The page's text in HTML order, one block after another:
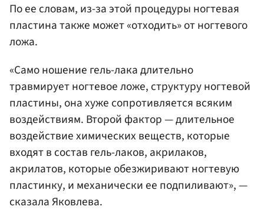
По ее словам, из-за этой процедуры ногтевая
пластина также может «отходить» от ногтевого
ложа.
«Само ношение гель-лака длительно
травмирует ногтевое ложе, структуру ногтевой
пластины, она хуже сопротивляется всяким
воздействиям. Второй фактор — длительное
воздействие химических веществ, которые
входят в состав гель-лаков, акрилаков,
акрилатов, которые обезжиривают ногтевую
пластинку, и механически ее подпиливают», —
сказала Яковлева.